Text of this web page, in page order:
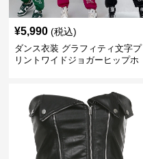
¥5,990 (税込)
ダンス衣装 グラフィティ文字プ
リントワイドジョガーヒップホ